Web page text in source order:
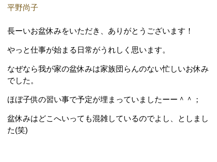
平野尚子
長ーいお盆休みをいただき、ありがとうございます！
やっと仕事が始まる日常がうれしく思います。
なぜなら我が家の盆休みは家族団らんのない忙しいお休み
でした。
ほぼ子供の習い事で予定が埋まっていましたーー＾＾；
盆休みはどこへいっても混雑しているのでよし、としまし
た(笑)